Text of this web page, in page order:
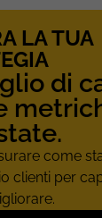
LA TUA
di
come
clienti per